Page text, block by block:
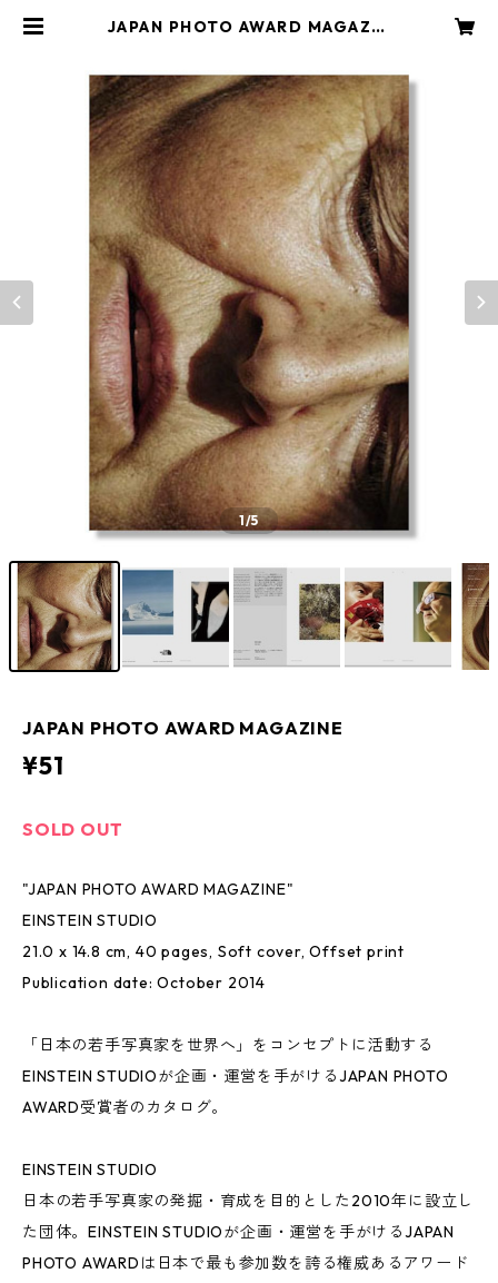
JAPAN PHOTO AWARD MAGAZIN
1/5
JAPAN PHOTO AWARD MAGAZINE
¥51
SOLD OUT
"JAPAN PHOTO AWARD MAGAZINE"
EINSTEIN STUDIO
21.0 x 14.8 cm, 40 pages, Soft cover, Offset print
Publication date: October 2014
「日本の若手写真家を世界へ」をコンセプトに活動する
EINSTEIN STUDIOが企画・運営を手がけるJAPAN PHOTO
AWARD受賞者のカタログ。
EINSTEIN STUDIO
日本の若手写真家の発掘・育成を目的とした2010年に設立し
た団体。EINSTEIN STUDIOが企画・運営を手がけるJAPAN
PHOTO AWARDは日本で最も参加数を誇る権威あるアワード